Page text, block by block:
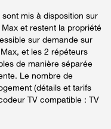
mis à disposition sur
et restent la propriété
sur demande sur
et les 2 répéteurs
de manière séparée
Le nombre de
(détails et tarifs
TV compatible : TV